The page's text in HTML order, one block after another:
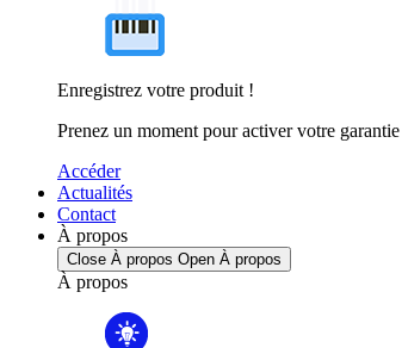
Enregistrez votre produit !
Prenez un moment pour activer votre
Accéder
Actualités
Contact
À propos
Close À propos Open À propos
À propos